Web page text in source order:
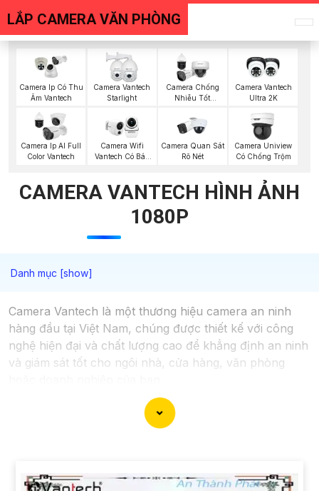
LẮP CAMERA VĂN PHÒNG
Camera Ip Có Thu
Âm Vantech
Camera Vantech
Starlight
Camera Chống
Nhiễu Tốt
Camera Vantech
Ultra 2K
Camera Ip AI Full
Color Vantech
Camera Wifi
Vantech Có Báo
Camera Quan Sát
Rõ Nét
Camera Uniview
Có Chống Trộm
CAMERA VANTECH HÌNH ẢNH
1080P
Camera Vantech là một thương hiệu camera an ninh
hàng đầu tại Việt Nam, chúng được thiết kế với công
nghệ hiện đại và chất lượng cao để khẳng định an ninh
và giám sát tốt cho ngôi nhà, cửa hàng, văn phòng
Vantech Việt Nam cung cấp các dòng sản phẩm
camera giám sát chất lượng cao như camera IP,
camera HD-TVI, camera AHD, camera wifi, camera
đáng tin cậy và dễ sử dụng.